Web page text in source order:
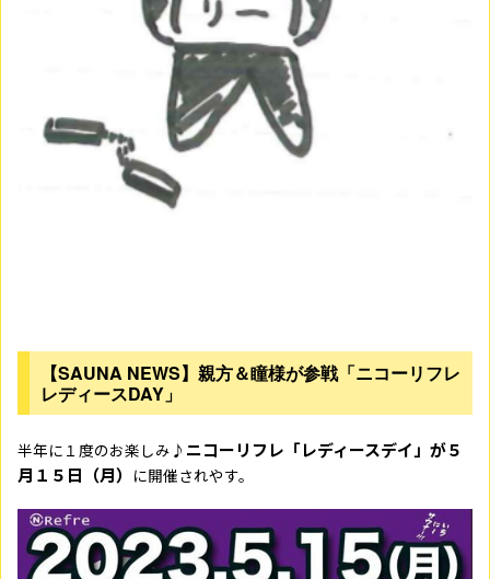
【SAUNA NEWS】親方＆瞳様が参戦「ニコーリフレ
レディースDAY」
半年に１度のお楽しみ♪ ニコーリフレ「レディースデイ」が５
月１５日（月） に開催されやす。